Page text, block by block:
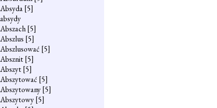
Absyda[5]
absydy
Abszach[5]
Abszlus [5]
Abszlusować [5]
Absznit[5]
Abszyt[5]
Abszytować [5]
Abszytowany[5]
Abszytowy[5]